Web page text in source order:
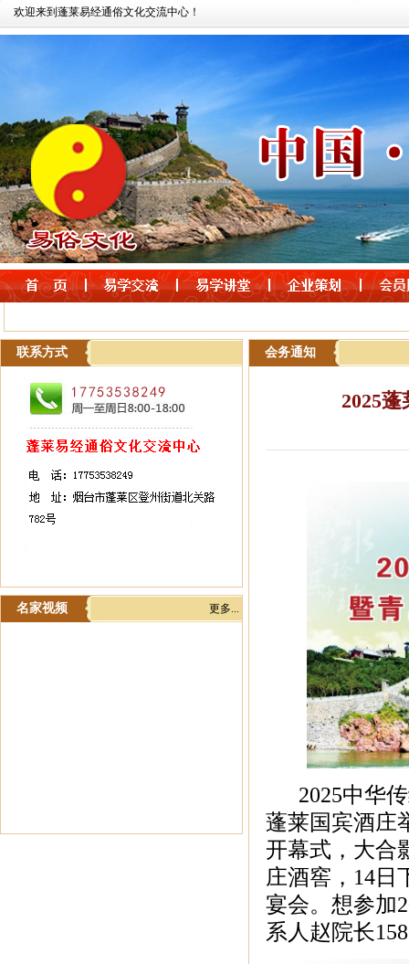
欢迎来到蓬莱易经通俗文化交流中心！
联系方式
名家视频 更多...
会务通知
2025
2025中华传
蓬莱国宾酒庄
开幕式，大合
庄酒窖，14日
宴会。想参加
系人赵院长